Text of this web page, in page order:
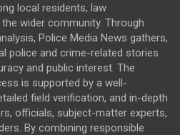
local residents, law
wider community. Through
Police Media News gathers,
police and crime-related stories
and public interest. The
is supported by a well-
field verification, and in-depth
officials, subject-matter experts,
By combining responsible